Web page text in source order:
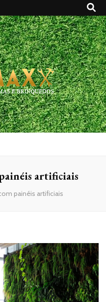
artificiais
painéis artificiais